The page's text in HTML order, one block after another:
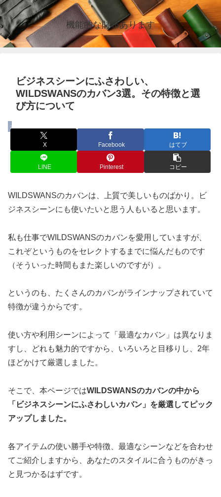
機能的な財布あります
ビジネスシーンにふさわしい、
WILDSWANSのカバン3選。その特徴と選
び方について
カバン
X Facebook はてブ
LINE Pinterest コピー
WILDSWANSのカバンは、上質で美しいものばかり。ビ
ジネスシーンにも使いたいと思う人もいると思います。
私も仕事でWILDSWANSのカバンを愛用していますが、
これぞというものをセレクトするまでに悩んだものです
（そういった時間もまた楽しいのですが）。
というのも、たくさんのカバンがラインナップされていて
特徴が違うからです。
使い方や利用シーンによって「最適なカバン」は異なりま
すし、どれも魅力的ですから、いろいろと目移りし、2年
ほどかけて厳選しました。
そこで、本ページではWILDSWANSのカバンの中から
「ビジネスシーンにふさわしいカバン」を厳選してピック
アップしました。
各アイテムの使い勝手や特徴、最適なシーンなどを合わせ
てご紹介しますから、あなたのスタイルに合うものがきっ
と見つかるはずです。